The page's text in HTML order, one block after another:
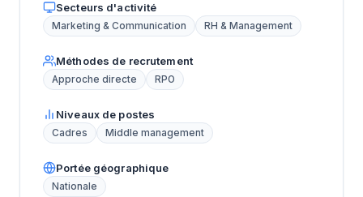
Secteurs d'activité
Marketing & Communication RH & Management
Méthodes de recrutement
Approche directe RPO
Niveaux de postes
Cadres Middle management
Portée géographique
Nationale